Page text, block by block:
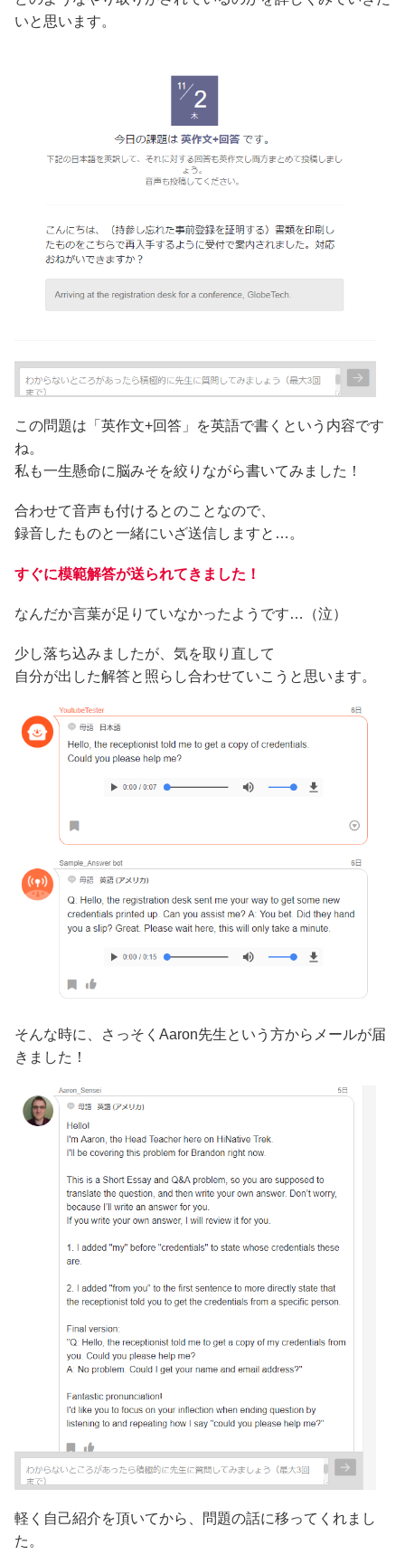
いと思います。
この問題は「英作文+回答」を英語で書くという内容です
ね。
私も一生懸命に脳みそを絞りながら書いてみました！
合わせて音声も付けるとのことなので、
録音したものと一緒にいざ送信しますと…。
すぐに模範解答が送られてきました！
なんだか言葉が足りていなかったようです…（泣）
少し落ち込みましたが、気を取り直して
自分が出した解答と照らし合わせていこうと思います。
そんな時に、さっそくAaron先生という方からメールが届
きました！
軽く自己紹介を頂いてから、問題の話に移ってくれまし
た。